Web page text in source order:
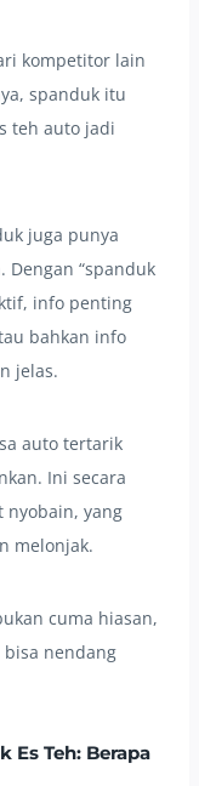
kompetitor lain
spanduk itu
teh auto jadi
juga punya
“spanduk
info penting
bahkan info
jelas.
auto tertarik
Ini secara
nyobain, yang
melonjak.
cuma hiasan,
nendang
Es Teh: Berapa